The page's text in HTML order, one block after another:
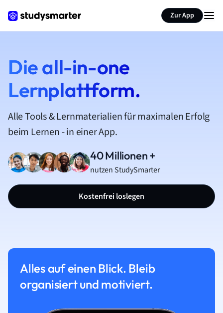
Zur App
Die all-in-one
Lernplattform.
Alle Tools & Lernmaterialien für maximalen Erfolg
beim Lernen - in einer App.
40 Millionen +
nutzen StudySmarter
Kostenfrei loslegen
Alles auf einen Blick. Bleib
organisiert und motiviert.